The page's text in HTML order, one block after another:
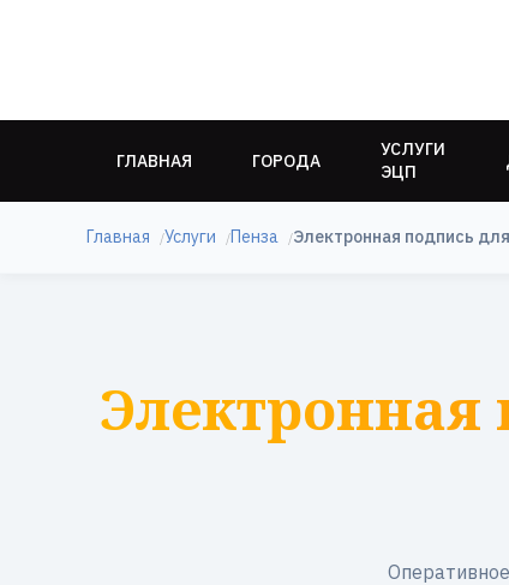
ГЛАВНАЯ ГОРОДА
УСЛУГИ
ЭЦП
Главная Услуги Пенза Электронная подпись
Электронная